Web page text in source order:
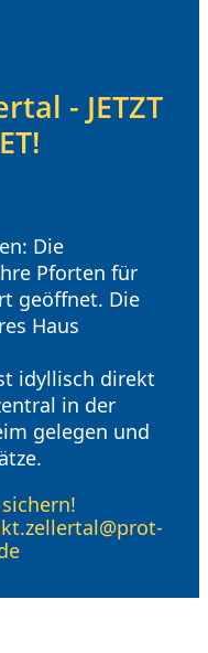
- JETZT
Die
Pforten für
geöffnet. Die
Haus
idyllisch direkt
in der
gelegen und